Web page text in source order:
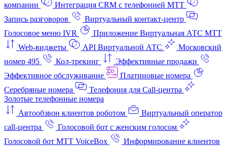
компании
Интеграция CRM с телефонией МТТ
Запись разговоров
Виртуальный контакт‑центр
Голосовое меню IVR
Приложение Виртуальная АТС МТТ
Web-виджеты
API Виртуальной АТС
Московский
номер 495
Кол-трекинг
Эффективные продажи
Эффективное обслуживание
Платиновые номера
Серебряные номера
Телефония для Call-центра
Золотые телефонные номера
Автообзвон клиентов роботом
Виртуальный оператор
call-центра
Голосовой бот с женским голосом
Голосовой бот МТТ VoiceBox
Информирование клиентов